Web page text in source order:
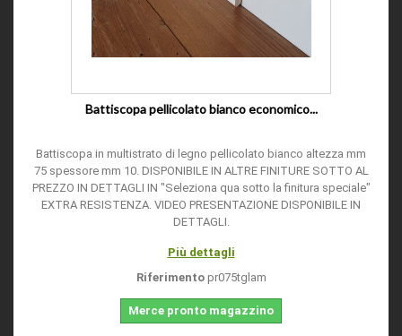
Battiscopa pellicolato bianco economico...
Battiscopa in multistrato di legno pellicolato bianco altezza mm
75 spessore mm 10. DISPONIBILE IN ALTRE FINITURE SOTTO AL
PREZZO IN DETTAGLI IN "Seleziona qua sotto la finitura speciale"
EXTRA RESISTENZA. VIDEO PRESENTAZIONE DISPONIBILE IN
DETTAGLI.
Più dettagli
Riferimento pr075tglam
Merce pronto magazzino